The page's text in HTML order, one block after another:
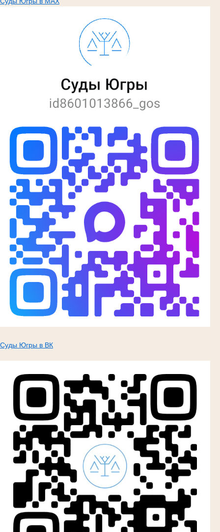
Суды Югры в ВК